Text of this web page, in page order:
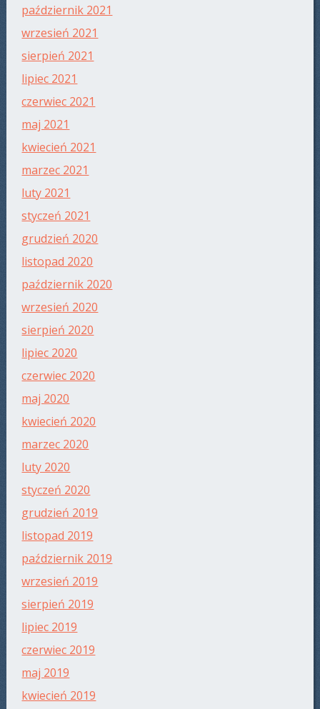
październik 2021
wrzesień 2021
sierpień 2021
lipiec 2021
czerwiec 2021
maj 2021
kwiecień 2021
marzec 2021
luty 2021
styczeń 2021
grudzień 2020
listopad 2020
październik 2020
wrzesień 2020
sierpień 2020
lipiec 2020
czerwiec 2020
maj 2020
kwiecień 2020
marzec 2020
luty 2020
styczeń 2020
grudzień 2019
listopad 2019
październik 2019
wrzesień 2019
sierpień 2019
lipiec 2019
czerwiec 2019
maj 2019
kwiecień 2019